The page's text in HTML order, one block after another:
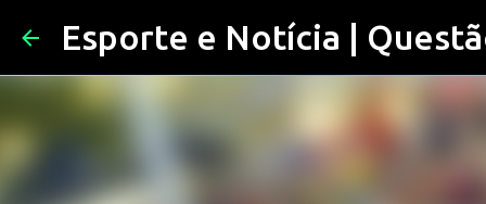
Esporte e Notícia |